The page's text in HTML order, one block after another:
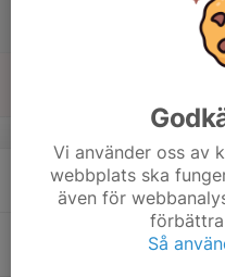
P14 Mitt - P14 Nivå
Träning P14
Mässhallen B
Vi använder oss av
webbplats ska
även för
Så